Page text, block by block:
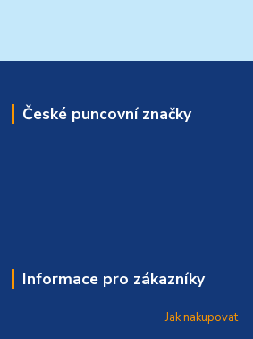
České puncovní značky
Informace pro zákazníky
Jak nakupovat